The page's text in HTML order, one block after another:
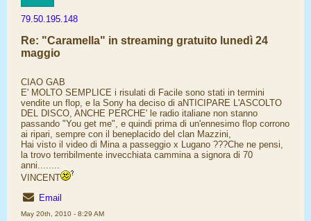
79.50.195.148
Re: "Caramella" in streaming gratuito lunedì 24
maggio
CIAO GAB
E' MOLTO SEMPLICE i risulati di Facile sono stati in termini
vendite un flop, e la Sony ha deciso di aNTICIPARE L'ASCOLTO
DEL DISCO, ANCHE PERCHE' le radio italiane non stanno
passando "You get me", e quindi prima di un'ennesimo flop corrono
ai ripari, sempre con il beneplacido del clan Mazzini,
Hai visto il video di Mina a passeggio x Lugano ???Che ne pensi,
la trovo terribilmente invecchiata cammina a signora di 70
anni........
VINCENT
Email
May 20th, 2010 - 8:29 AM